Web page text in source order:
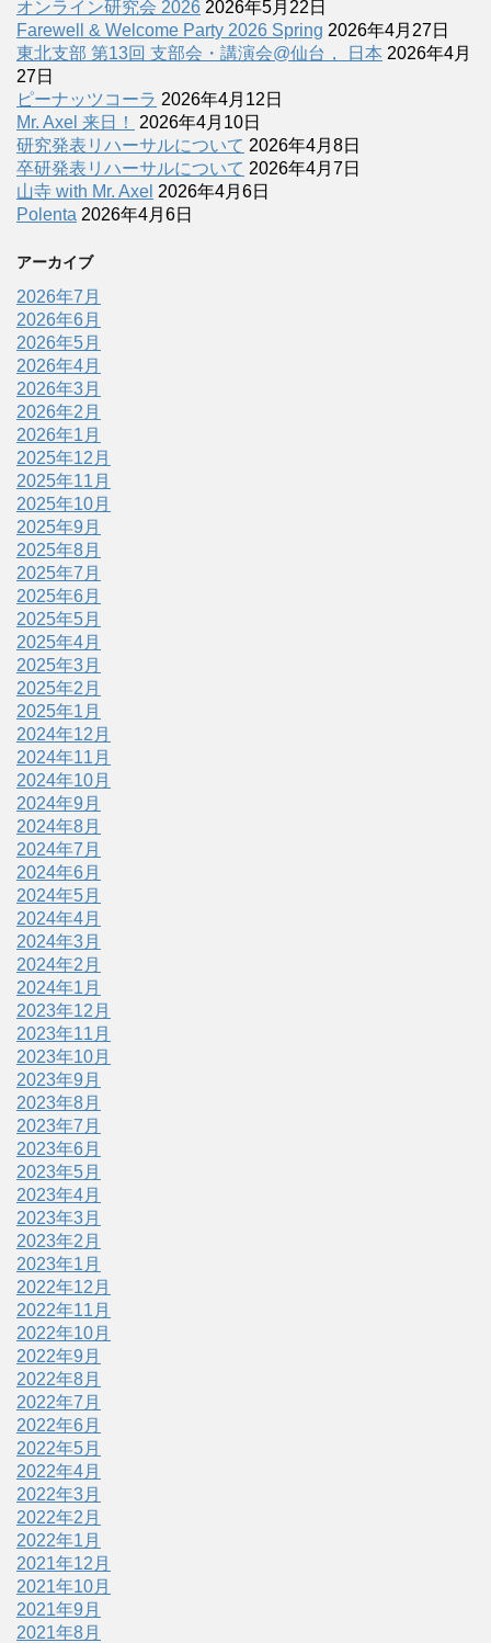
オンライン研究会 2026 2026年5月22日
Farewell & Welcome Party 2026 Spring 2026年4月27日
東北支部 第13回 支部会・講演会@仙台， 日本 2026年4月
27日
ピーナッツコーラ 2026年4月12日
Mr. Axel 来日！
2026年4月10日
研究発表リハーサルについて 2026年4月8日
卒研発表リハーサルについて 2026年4月7日
山寺 with Mr. Axel 2026年4月6日
Polenta 2026年4月6日
アーカイブ
2026年7月
2026年6月
2026年5月
2026年4月
2026年3月
2026年2月
2026年1月
2025年12月
2025年11月
2025年10月
2025年9月
2025年8月
2025年7月
2025年6月
2025年5月
2025年4月
2025年3月
2025年2月
2025年1月
2024年12月
2024年11月
2024年10月
2024年9月
2024年8月
2024年7月
2024年6月
2024年5月
2024年4月
2024年3月
2024年2月
2024年1月
2023年12月
2023年11月
2023年10月
2023年9月
2023年8月
2023年7月
2023年6月
2023年5月
2023年4月
2023年3月
2023年2月
2023年1月
2022年12月
2022年11月
2022年10月
2022年9月
2022年8月
2022年7月
2022年6月
2022年5月
2022年4月
2022年3月
2022年2月
2022年1月
2021年12月
2021年10月
2021年9月
2021年8月